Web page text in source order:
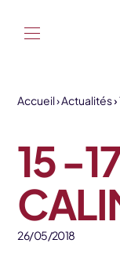
Accueil Actualités
15 -
26/05/2018